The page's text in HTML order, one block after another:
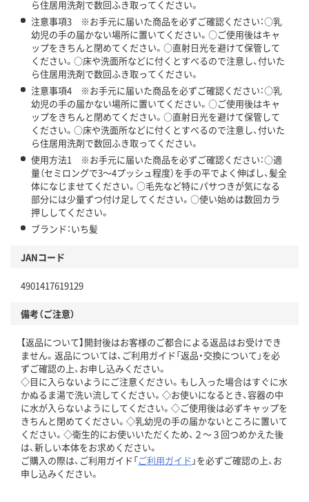
ら住居用洗剤で数回ふき取ってください。
注意事項3 ※お手元に届いた商品を必ずご確認ください：○乳
幼児の手の届かない場所に置いてください。○ご使用後はキャ
ップをきちんと閉めてください。○直射日光を避けて保管して
ください。○床や洗面所などに付くとすべるので注意し、付いた
ら住居用洗剤で数回ふき取ってください。
注意事項4 ※お手元に届いた商品を必ずご確認ください：○乳
幼児の手の届かない場所に置いてください。○ご使用後はキャ
ップをきちんと閉めてください。○直射日光を避けて保管して
ください。○床や洗面所などに付くとすべるので注意し、付いた
ら住居用洗剤で数回ふき取ってください。
使用方法1 ※お手元に届いた商品を必ずご確認ください：○適
量（セミロングで3～4プッシュ程度）を手の平でよく伸ばし、髪全
体になじませてください。○毛先など特にパサつきが気になる
部分には少量ずつ付け足してください。○使い始めは数回カラ
押ししてください。
ブランド：いち髪
JANコード
4901417619129
備考（ご注意）
【返品について】開封後はお客様のご都合による返品はお受けでき
ません。返品については、ご利用ガイド「返品・交換について」を必
ずご確認の上、お申し込みください。
◇目に入らないようにご注意ください。もし入った場合はすぐに水
かぬるま湯で洗い流してください。◇お使いになるとき、容器の中
に水が入らないようにしてください。◇ご使用後は必ずキャップを
きちんと閉めてください。◇乳幼児の手の届かないところに置いて
ください。◇衛生的にお使いいただくため、２～３回つめかえた後
は、新しい本体をお求めください。
ご購入の際は、ご利用ガイド「ご利用ガイド 」を必ずご確認の上、お
申し込みください。